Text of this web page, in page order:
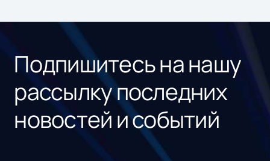
Подпишитесь на нашу
рассылку последних
новостей и событий